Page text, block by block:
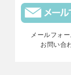
メールフォー
お問い合